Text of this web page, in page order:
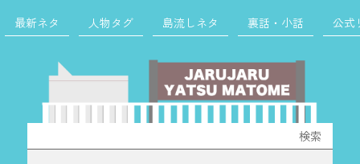
最新ネタ 人物タグ 島流しネタ 裏話・小話 公式
索: